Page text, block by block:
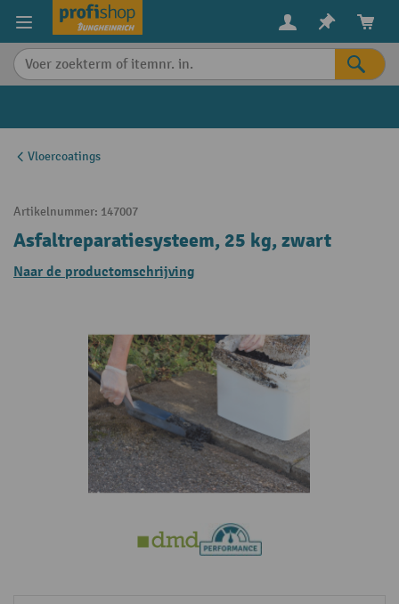
content
Vloercoatings
Artikelnummer: 147007
Asfaltreparatiesysteem, 25 kg, zwart
Naar de productomschrijving